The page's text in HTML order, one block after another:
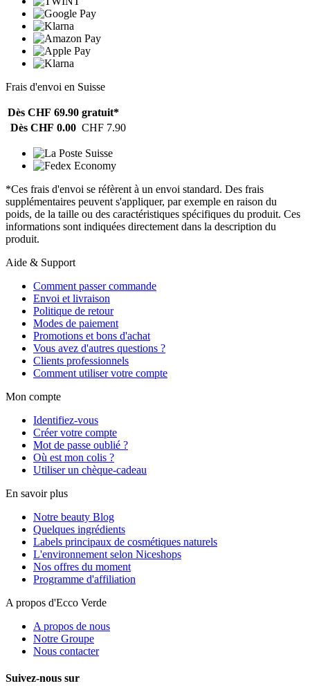
Frais d'envoi en Suisse
Dès CHF 69.90 gratuit*
Dès CHF 0.00 CHF 7.90
*Ces frais d'envoi se réfèrent à un envoi standard. Des frais
supplémentaires peuvent s'appliquer, par exemple en raison du
poids, de la taille ou des caractéristiques spécifiques du produit. Ces
informations sont indiquées directement dans la description du
produit.
Aide & Support
Comment passer commande
Envoi et livraison
Politique de retour
Modes de paiement
Promotions et bons d'achat
Vous avez d'autres questions ?
Clients professionnels
Comment utiliser votre compte
Mon compte
Identifiez-vous
Créer votre compte
Mot de passe oublié ?
Où est mon colis ?
Utiliser un chèque-cadeau
En savoir plus
Notre beauty Blog
Quelques ingrédients
Labels principaux de cosmétiques naturels
L'environnement selon Niceshops
Nos offres du moment
Programme d'affiliation
A propos d'Ecco Verde
A propos de nous
Notre Groupe
Nous contacter
Suivez-nous sur